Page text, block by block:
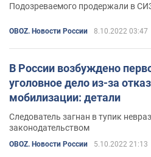
Подозреваемого продержали в
OBOZ. Новости России 8.10.2022 03:47
В России возбуждено
уголовное дело из-за
мобилизации: детали
Следователь загнан в тупик
законодательством
OBOZ. Новости России 5.10.2022 21:13